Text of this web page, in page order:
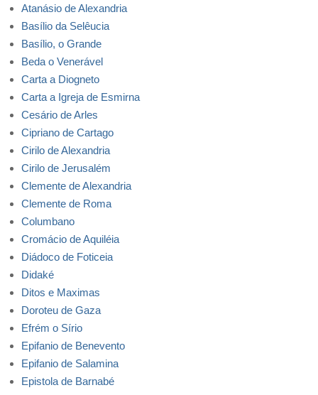
Atanásio de Alexandria
Basílio da Selêucia
Basílio, o Grande
Beda o Venerável
Carta a Diogneto
Carta a Igreja de Esmirna
Cesário de Arles
Cipriano de Cartago
Cirilo de Alexandria
Cirilo de Jerusalém
Clemente de Alexandria
Clemente de Roma
Columbano
Cromácio de Aquiléia
Diádoco de Foticeia
Didaké
Ditos e Maximas
Doroteu de Gaza
Efrém o Sírio
Epifanio de Benevento
Epifanio de Salamina
Epistola de Barnabé